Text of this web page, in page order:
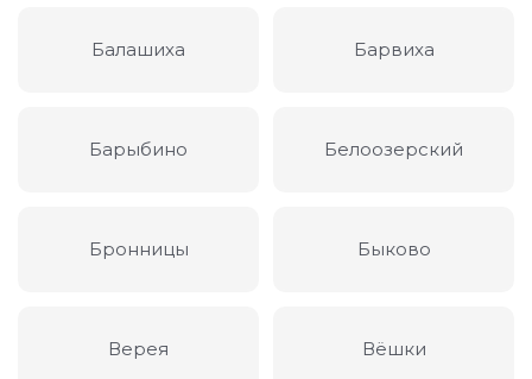
Балашиха Барвиха
Барыбино Белоозерский
Бронницы Быково
Верея Вёшки